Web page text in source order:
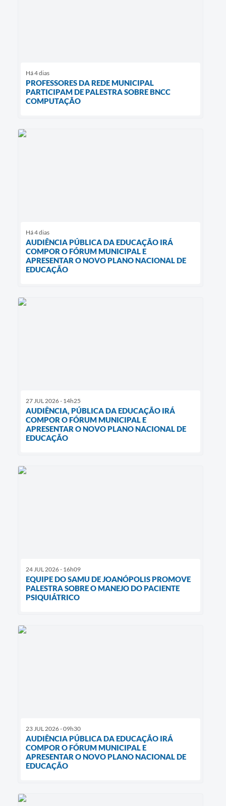
Há 4 dias
PROFESSORES DA REDE MUNICIPAL
PARTICIPAM DE PALESTRA SOBRE BNCC
COMPUTAÇÃO
Há 4 dias
AUDIÊNCIA PÚBLICA DA EDUCAÇÃO IRÁ
COMPOR O FÓRUM MUNICIPAL E
APRESENTAR O NOVO PLANO NACIONAL DE
EDUCAÇÃO
27 JUL 2026 - 14h25
AUDIÊNCIA, PÚBLICA DA EDUCAÇÃO IRÁ
COMPOR O FÓRUM MUNICIPAL E
APRESENTAR O NOVO PLANO NACIONAL DE
EDUCAÇÃO
24 JUL 2026 - 16h09
EQUIPE DO SAMU DE JOANÓPOLIS PROMOVE
PALESTRA SOBRE O MANEJO DO PACIENTE
PSIQUIÁTRICO
23 JUL 2026 - 09h30
AUDIÊNCIA PÚBLICA DA EDUCAÇÃO IRÁ
COMPOR O FÓRUM MUNICIPAL E
APRESENTAR O NOVO PLANO NACIONAL DE
EDUCAÇÃO